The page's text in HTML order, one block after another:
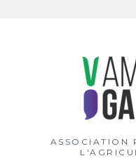
ASSOCIATION